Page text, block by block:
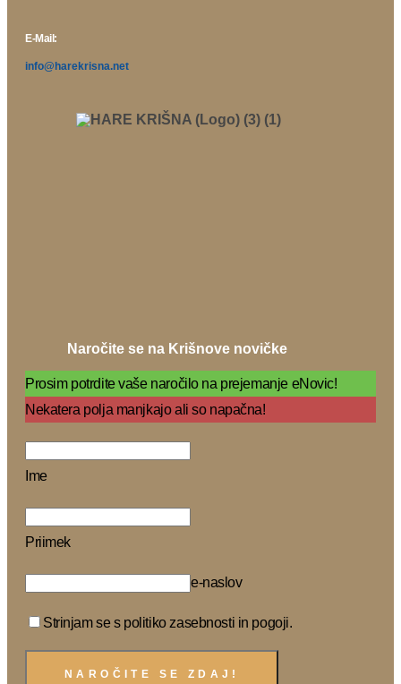
E-Mail:
info@harekrisna.net
Naročite se na Krišnove novičke
Prosim potrdite vaše naročilo na prejemanje eNovic!
Nekatera polja manjkajo ali so napačna!
Ime
Priimek
e-naslov
Strinjam se s politiko zasebnosti in pogoji.